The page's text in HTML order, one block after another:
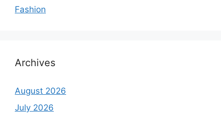
Fashion
Archives
August 2026
July 2026